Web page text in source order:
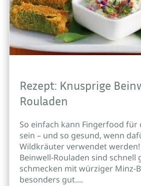
Rezept: Knusprige
Rouladen
So einfach kann Fingerfood für
sein – und so gesund, wenn
Wildkräuter verwendet
Beinwell-Rouladen sind schnell
schmecken mit würziger Minz-
besonders gut....